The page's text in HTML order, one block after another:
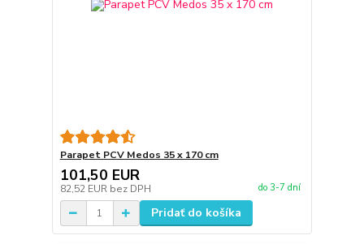
Parapet PCV Medos 35 x 170 cm
101,50 EUR
82,52 EUR bez DPH do 3-7 dní
Pridať do košíka